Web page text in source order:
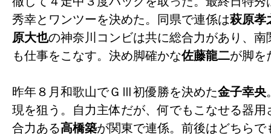
秀幸とワンツーを決めた。同県で連係は萩原孝
原大也の神奈川コンビは共に総合力があり、南
も仕事をこなす。決め脚確かな佐藤龍二が脚を
昨年８月和歌山でＧⅢ初優勝を決めた金子幸央
現を狙う。自力主体だが、何でもこなせる器用
合力ある高橋築が関東で連係。前後はどちら